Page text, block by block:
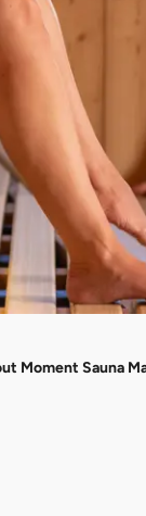
Moment Sauna